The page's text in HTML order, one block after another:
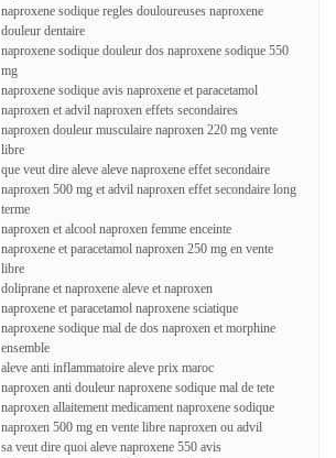
naproxene sodique regles douloureuses naproxene
douleur dentaire
naproxene sodique douleur dos naproxene sodique 550
mg
naproxene sodique avis naproxene et paracetamol
naproxen et advil naproxen effets secondaires
naproxen douleur musculaire naproxen 220 mg vente
libre
que veut dire aleve aleve naproxene effet secondaire
naproxen 500 mg et advil naproxen effet secondaire long
terme
naproxen et alcool naproxen femme enceinte
naproxene et paracetamol naproxen 250 mg en vente
libre
doliprane et naproxene aleve et naproxen
naproxene et paracetamol naproxene sciatique
naproxene sodique mal de dos naproxen et morphine
ensemble
aleve anti inflammatoire aleve prix maroc
naproxen anti douleur naproxene sodique mal de tete
naproxen allaitement medicament naproxene sodique
naproxen 500 mg en vente libre naproxen ou advil
sa veut dire quoi aleve naproxene 550 avis